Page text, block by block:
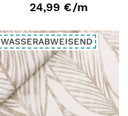
24,99 €/m
WASSERABWEISEND